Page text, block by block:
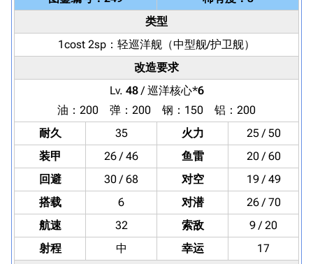
类型
1cost 2sp： 轻巡洋舰 （中型舰/护卫舰）
改造要求
Lv. 48/ 巡洋核心*6
油：200 弹：200 钢：150 铝：200
耐久
35 火力
25 / 50
装甲
26 / 46 鱼雷
20 / 60
回避
30 / 68 对空
19 / 49
搭载
6 对潜
26 / 70
航速
32 索敌
9 / 20
射程
中 幸运
17